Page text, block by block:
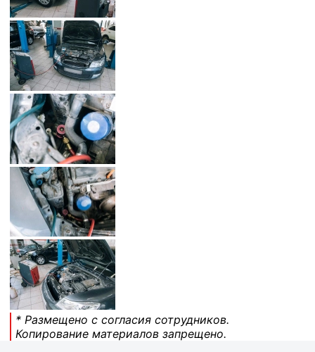
* Размещено с согласия сотрудников.
Копирование материалов запрещено.